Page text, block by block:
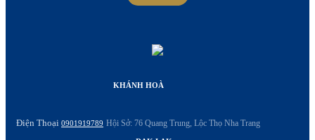
KHÁNH HOÀ
Điện Thoại 0901919789 Hội Sở: 76 Quang Trung, Lộc Thọ Nha Trang